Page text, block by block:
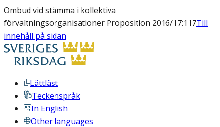
Ombud vid stämma i kollektiva
förvaltningsorganisationer Proposition 2016/17:117Till
innehåll på sidan
Lättläst
Teckenspråk
In English
Other languages